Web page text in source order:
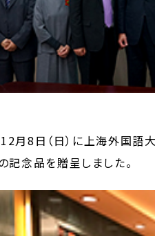
月8日（日）に上海外国語
記念品を贈呈しました。